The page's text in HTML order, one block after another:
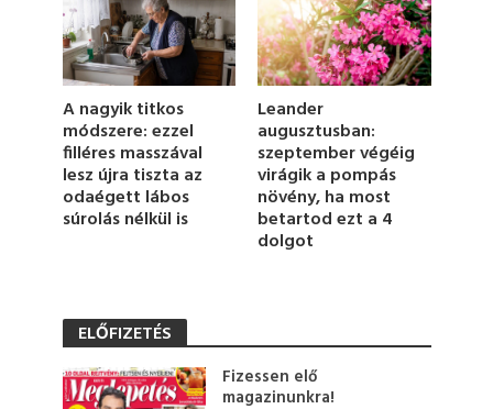
9
s
e
c
o
d
s
A nagyik titkos
módszere: ezzel
filléres masszával
lesz újra tiszta az
odaégett lábos
súrolás nélkül is
Leander
augusztusban:
szeptember végéig
virágik a pompás
növény, ha most
betartod ezt a 4
dolgot
ELŐFIZETÉS
Fizessen elő
magazinunkra!